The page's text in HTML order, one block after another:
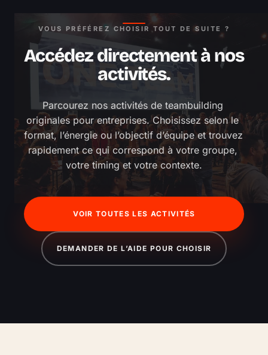
VOUS PRÉFÉREZ CHOISIR TOUT DE SUITE ?
Accédez directement à nos
activités.
Parcourez nos activités de teambuilding
originales pour entreprises. Choisissez selon le
format, l’énergie ou l’objectif d’équipe et trouvez
rapidement ce qui correspond à votre groupe,
votre timing et votre contexte.
VOIR TOUTES LES ACTIVITÉS
DEMANDER DE L’AIDE POUR CHOISIR